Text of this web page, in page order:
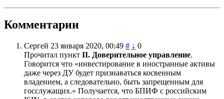
Комментарии
Сергей 23 января 2020, 00:49 # ↓ 0
Прочитал пункт II. Доверительное управление.
Говорится что «инвестирование в иностранные активы
даже через ДУ будет признаваться косвенным
владением, а следовательно, быть запрещенным для
госслужащих.» Получается, что БПИФ с российским